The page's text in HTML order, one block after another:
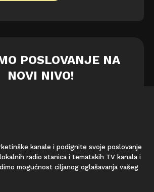
POSLOVANJE NA
NOVI NIVO!
kanale i podignite svoje poslovanje
radio stanica i tematskih TV kanala i
mogućnost ciljanog oglašavanja vašeg